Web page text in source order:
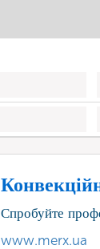
Спробуйте
www.merx.ua